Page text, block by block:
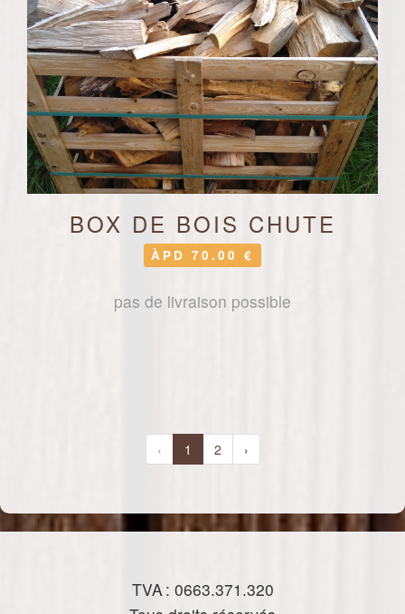
BOX DE BOIS CHUTE
ÀPD 70.00 €
pas de livraison possible
‹ 1 2 ›
TVA : 0663.371.320